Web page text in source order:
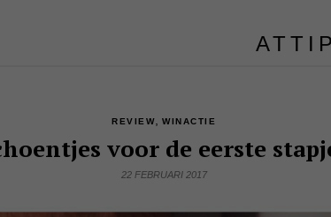
REVIEW WINACTIE
voor de eerste
22 FEBRUARI 2017